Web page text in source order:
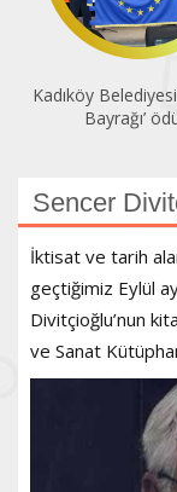
Kadıköy
Bayrağı’
Sencer
İktisat ve tarih
geçtiğimiz Eylül
Divitçioğlu’nun
ve Sanat